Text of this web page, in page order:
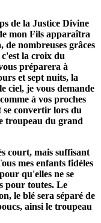
de la Justice Divine
mon Fils apparaîtra
nombreuses grâces
la croix du
préparera à
et sept nuits, la
ciel, je vous demande
à vos proches
se convertir lors du
troupeau du grand
court, mais suffisant
mes enfants fidèles
qu'elles ne se
pour toutes. Le
le blé sera séparé de
ainsi le troupeau